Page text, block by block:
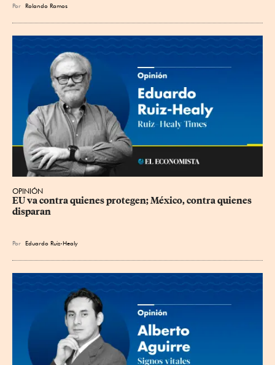
Por Rolando Ramos
OPINIÓN
EU va contra quienes protegen; México, contra quienes
disparan
Por Eduardo Ruiz-Healy